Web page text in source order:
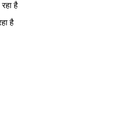
है
है